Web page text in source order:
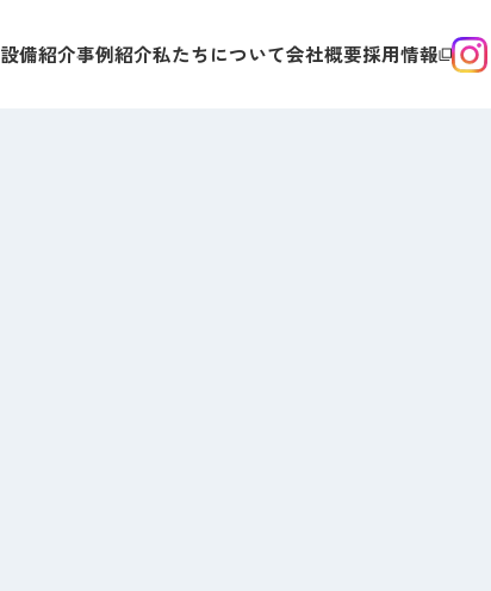
設備紹介事例紹介私たちについて会社概要採用情報